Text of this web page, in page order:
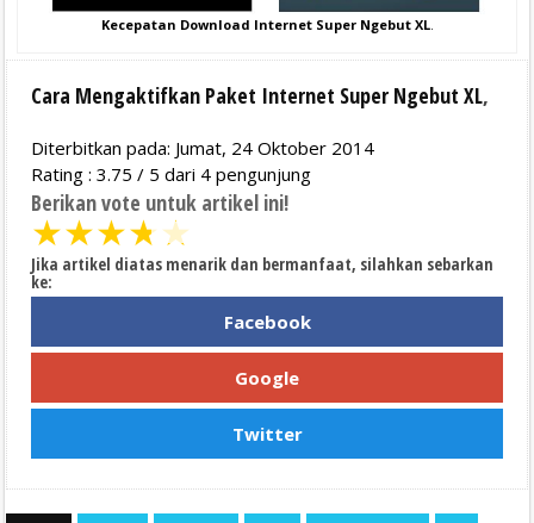
Kecepatan Download Internet Super Ngebut XL.
Cara Mengaktifkan Paket Internet Super Ngebut XL,
Diterbitkan pada: Jumat, 24 Oktober 2014
Rating : 3.75 / 5 dari 4 pengunjung
Berikan vote untuk artikel ini!
★★★★★
Jika artikel diatas menarik dan bermanfaat, silahkan sebarkan
ke:
Facebook
Google
Twitter